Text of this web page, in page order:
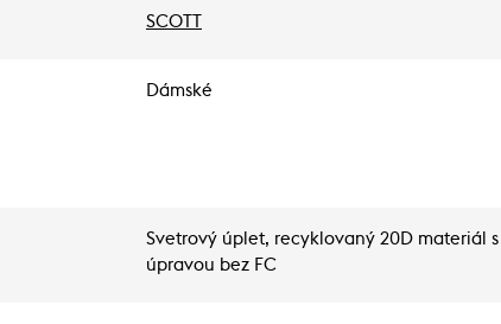
SCOTT
Dámské
Svetrový úplet, recyklovaný 20D materiál
úpravou bez FC